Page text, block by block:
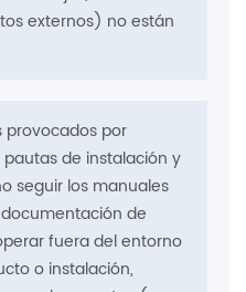
externos) no están
provocados por
de instalación y
seguir los manuales
de
fuera del entorno
o instalación,